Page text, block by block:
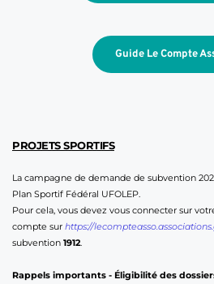
Guide Le Compte
PROJETS SPORTIFS
La campagne de demande de subvention
Plan Sportif Fédéral UFOLEP.
Pour cela, vous devez vous connecter sur
compte sur https://
subvention 1912
Rappels importants - Éligibilité des